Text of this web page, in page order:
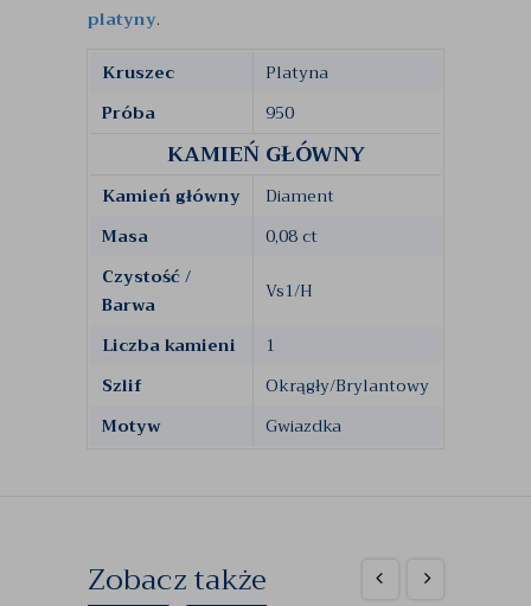
platyny.
Kruszec
Platyna
Próba
950
KAMIEŃ GŁÓWNY
Kamień główny
Diament
Masa
0,08 ct
Czystość /
Barwa
Vs1/H
Liczba kamieni
1
Szlif
Okrągły/Brylantowy
Motyw
Gwiazdka
Zobacz także